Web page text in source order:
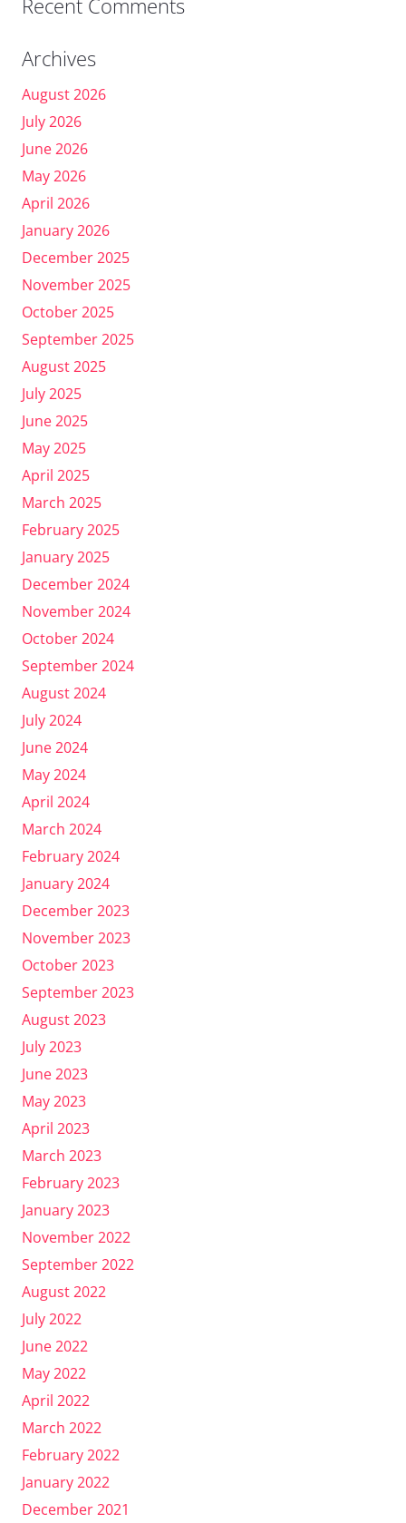
Archives
August 2026
July 2026
June 2026
May 2026
April 2026
January 2026
December 2025
November 2025
October 2025
September 2025
August 2025
July 2025
June 2025
May 2025
April 2025
March 2025
February 2025
January 2025
December 2024
November 2024
October 2024
September 2024
August 2024
July 2024
June 2024
May 2024
April 2024
March 2024
February 2024
January 2024
December 2023
November 2023
October 2023
September 2023
August 2023
July 2023
June 2023
May 2023
April 2023
March 2023
February 2023
January 2023
November 2022
September 2022
August 2022
July 2022
June 2022
May 2022
April 2022
March 2022
February 2022
January 2022
December 2021